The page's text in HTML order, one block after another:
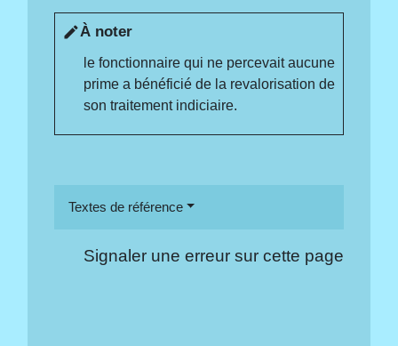
editÀ noter
le fonctionnaire qui ne percevait aucune
prime a bénéficié de la revalorisation de
son traitement indiciaire.
Textes de référence
Signaler une erreur sur cette page